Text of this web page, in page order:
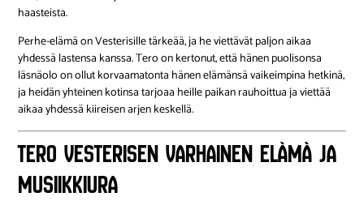
haasteista.
Perhe-elämä on Vesterisille tärkeää, ja he viettävät paljon aikaa
yhdessä lastensa kanssa. Tero on kertonut, että hänen puolisonsa
läsnäolo on ollut korvaamatonta hänen elämänsä vaikeimpina hetkinä,
ja heidän yhteinen kotinsa tarjoaa heille paikan rauhoittua ja viettää
aikaa yhdessä kiireisen arjen keskellä.
Tero Vesterisen varhainen elämä ja
musiikkiura